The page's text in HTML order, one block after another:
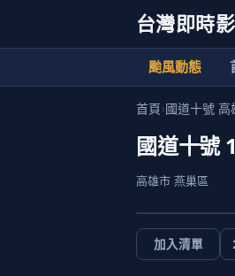
台灣即時
颱風動態
首頁›國道十號 高
國道十號
高雄市 燕巢區
加入清單